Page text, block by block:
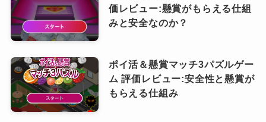
価レビュー:懸賞がもらえる仕組
みと安全なのか？
ポイ活＆懸賞マッチ3パズルゲー
ム 評価レビュー:安全性と懸賞が
もらえる仕組み